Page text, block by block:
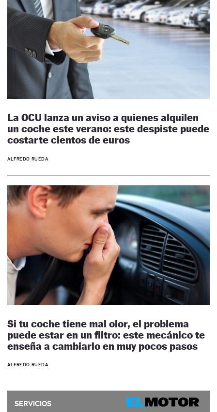
La OCU lanza un aviso a quienes alquilen
un coche este verano: este despiste puede
costarte cientos de euros
ALFREDO RUEDA
Si tu coche tiene mal olor, el problema
puede estar en un filtro: este mecánico te
enseña a cambiarlo en muy pocos pasos
ALFREDO RUEDA